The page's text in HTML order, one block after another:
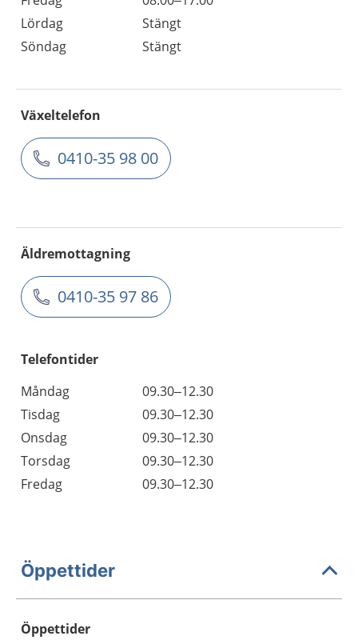
Lördag
Stängt
Söndag
Stängt
Växeltelefon
0410-35 98 00
Äldremottagning
0410-35 97 86
Telefontider
Måndag
09.30–12.30
Tisdag
09.30–12.30
Onsdag
09.30–12.30
Torsdag
09.30–12.30
Fredag
09.30–12.30
Öppettider
Öppettider